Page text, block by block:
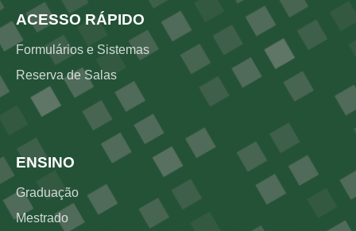
ACESSO RÁPIDO
Formulários e Sistemas
Reserva de Salas
Rodapé 2
ENSINO
Graduação
Mestrado